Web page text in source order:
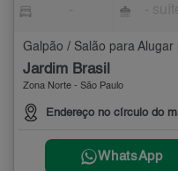
Galpão / Salão para Alugar
Jardim Brasil
Zona Norte - São Paulo
Endereço no círculo do
WhatsApp